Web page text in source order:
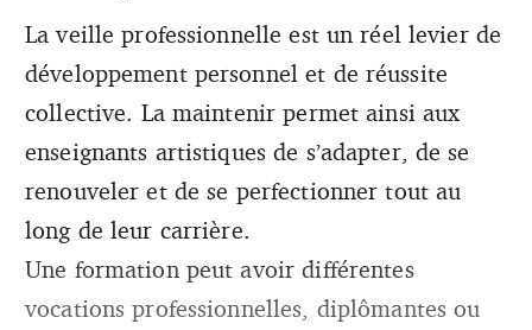
La veille professionnelle est un réel levier de
développement personnel et de réussite
collective. La maintenir permet ainsi aux
enseignants artistiques de s’adapter, de se
renouveler et de se perfectionner tout au
long de leur carrière.
Une formation peut avoir différentes
vocations professionnelles, diplômantes ou